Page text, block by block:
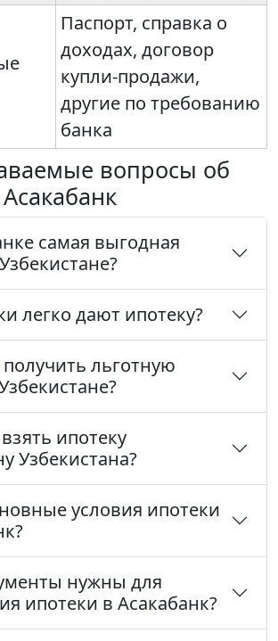
Паспорт, справка о
доходах, договор
купли-продажи,
другие по требованию
банка
вопросы об
самая выгодная
легко дают ипотеку?
льготную
ипотеку
Узбекистана?
условия ипотеки
нужны для
ипотеки в Асакабанк?